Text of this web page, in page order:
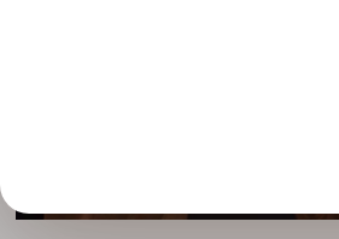
Backtriebmittel: E450,